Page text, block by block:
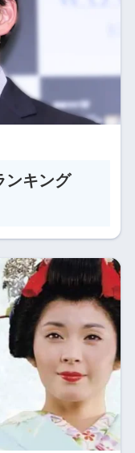
ンキング